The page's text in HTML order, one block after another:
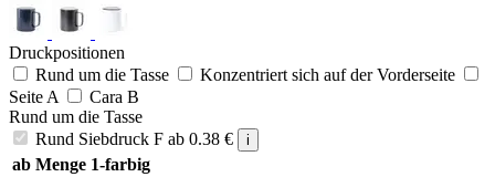
Druckpositionen
Rund um die Tasse
Konzentriert sich auf der Vorderseite
Seite A
Cara B
Rund um die Tasse
Rund Siebdruck F ab 0.38 € i
ab Menge 1-farbig